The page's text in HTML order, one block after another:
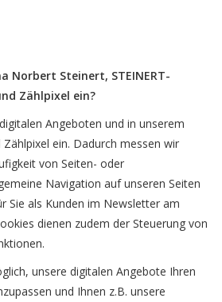
Norbert Steinert, STEINERT-
Zählpixel ein?
Angeboten und in unserem
ein. Dadurch messen wir
von Seiten- oder
Navigation auf unseren Seiten
Sie als Kunden im Newsletter am
dienen zudem der Steuerung von
unsere digitalen Angebote Ihren
und Ihnen z.B. unsere